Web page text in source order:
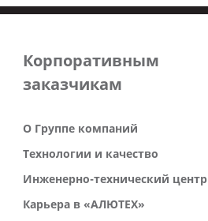
Корпоративным
заказчикам
О Группе компаний
Технологии и качество
Инженерно-технический центр
Карьера в «АЛЮТЕХ»